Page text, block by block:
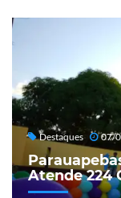
Destaques 07/
Atende 224